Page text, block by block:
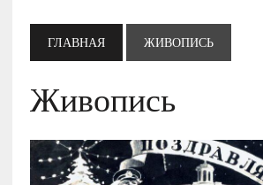
ГЛАВНАЯ ЖИВОПИСЬ
Живопись